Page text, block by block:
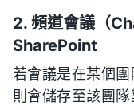
2. 頻道會議（
SharePoint
若會議是在某個
則會儲存至該團